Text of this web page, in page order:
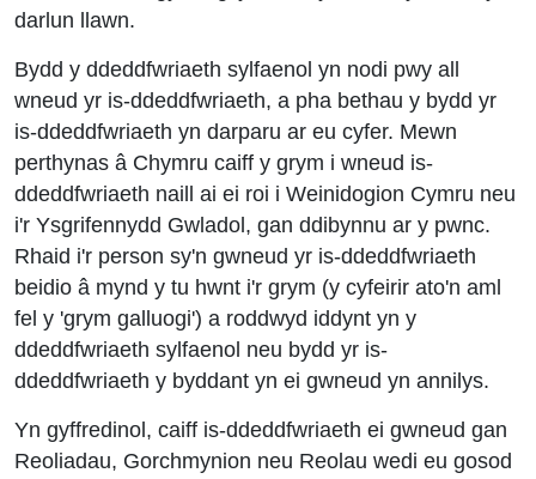
darlun llawn.
Bydd y ddeddfwriaeth sylfaenol yn nodi pwy all
wneud yr is-ddeddfwriaeth, a pha bethau y bydd yr
is-ddeddfwriaeth yn darparu ar eu cyfer. Mewn
perthynas â Chymru caiff y grym i wneud is-
ddeddfwriaeth naill ai ei roi i Weinidogion Cymru neu
i'r Ysgrifennydd Gwladol, gan ddibynnu ar y pwnc.
Rhaid i'r person sy'n gwneud yr is-ddeddfwriaeth
beidio â mynd y tu hwnt i'r grym (y cyfeirir ato'n aml
fel y 'grym galluogi') a roddwyd iddynt yn y
ddeddfwriaeth sylfaenol neu bydd yr is-
ddeddfwriaeth y byddant yn ei gwneud yn annilys.
Yn gyffredinol, caiff is-ddeddfwriaeth ei gwneud gan
Reoliadau, Gorchmynion neu Reolau wedi eu gosod